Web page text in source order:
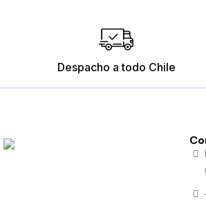
Despacho a todo Chile